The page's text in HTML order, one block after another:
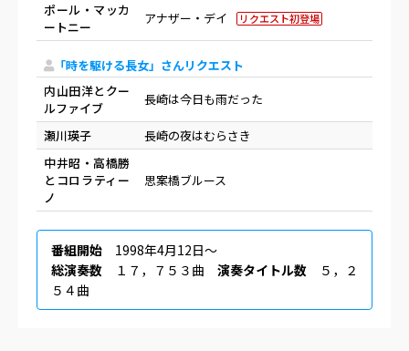
ポール・マッカ
ートニー
アナザー・デイ リクエスト初登場
「時を駆ける長女」さんリクエスト
内山田洋とクー
ルファイブ
長崎は今日も雨だった
瀬川瑛子
長崎の夜はむらさき
中井昭・高橋勝
とコロラティー
ノ
思案橋ブルース
番組開始 1998年4月12日〜
総演奏数 １７，７５３曲 演奏タイトル数 ５，２
５４曲